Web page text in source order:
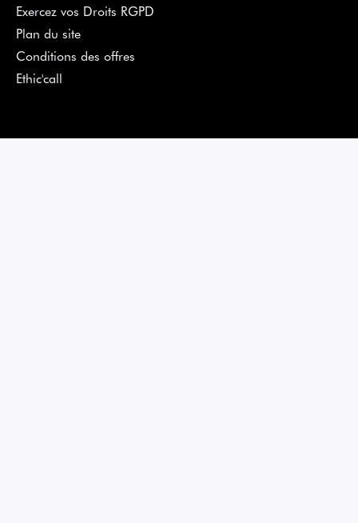
Exercez vos Droits RGPD
Plan du site
Conditions des offres
Ethic'call